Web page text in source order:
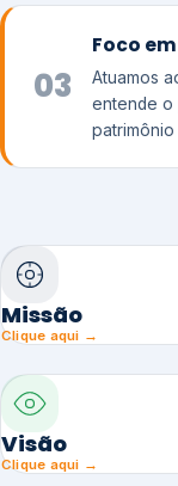
03
Foco
Atuamos
entende o
Missão
Clique aqui →
Visão
Clique aqui →